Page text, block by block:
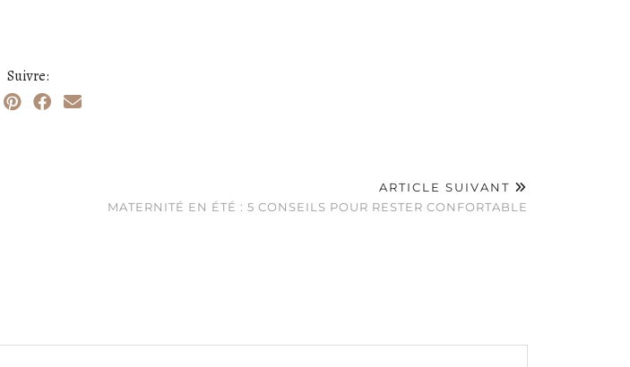
Suivre:
ARTICLE SUIVANT
MATERNITÉ EN ÉTÉ : 5 CONSEILS POUR RESTER CONFORTABLE